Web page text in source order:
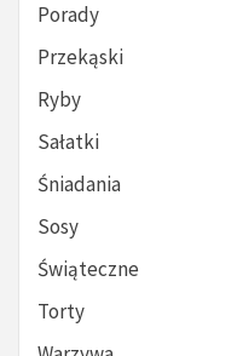
Porady
Przekąski
Ryby
Sałatki
Śniadania
Sosy
Świąteczne
Torty